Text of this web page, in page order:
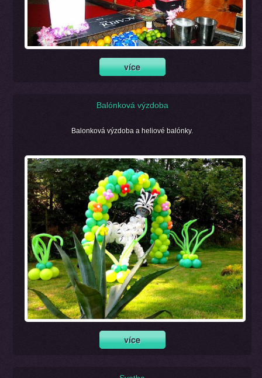
Balónková výzdoba
Balonková výzdoba a heliové balónky.